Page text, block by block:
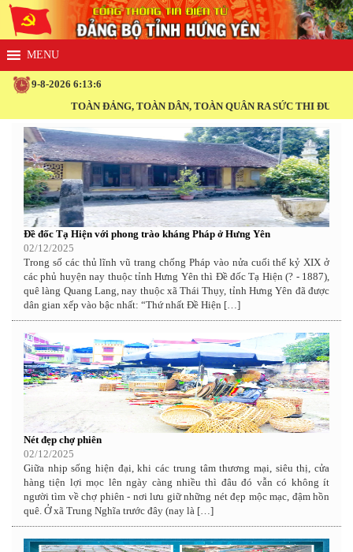
9-8-2026 6:13:6
TOÀN ĐẢNG, TOÀN DÂN, TOÀN QUÂN RA SỨC THI ĐUA
Đề đốc Tạ Hiện với phong trào kháng Pháp ở Hưng Yên
02/12/2025
Trong số các thủ lĩnh vũ trang chống Pháp vào nửa cuối thế kỷ XIX ở
các phủ huyện nay thuộc tỉnh Hưng Yên thì Đề đốc Tạ Hiện (? - 1887),
quê làng Quang Lang, nay thuộc xã Thái Thụy, tỉnh Hưng Yên đã được
dân gian xếp vào bậc nhất: “Thứ nhất Đề Hiện […]
Nét đẹp chợ phiên
02/12/2025
Giữa nhịp sống hiện đại, khi các trung tâm thương mại, siêu thị, cửa
hàng tiện lợi mọc lên ngày càng nhiều thì đâu đó vẫn có không ít
người tìm về chợ phiên - nơi lưu giữ những nét đẹp mộc mạc, đậm hồn
quê. Ở xã Trung Nghĩa trước đây (nay là […]